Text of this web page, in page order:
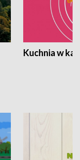
Kuchnia w